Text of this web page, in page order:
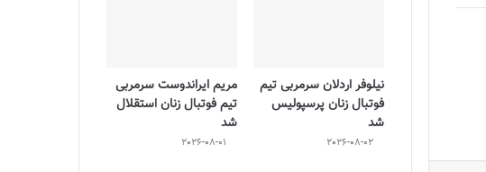
نیلوفر اردلان سرمربی تیم
فوتبال زنان پرسپولیس
شد
2026-08-02
مریم ایراندوست سرمربی
تیم فوتبال زنان استقلال
شد
2026-08-01